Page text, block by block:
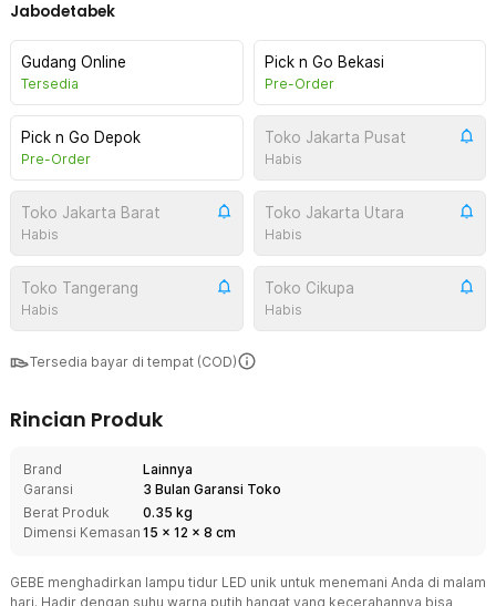
Jabodetabek
Gudang Online
Tersedia
Pick n Go Bekasi
Pre-Order
Pick n Go Depok
Pre-Order
Toko Jakarta Pusat
Habis
Toko Jakarta Barat
Habis
Toko Jakarta Utara
Habis
Toko Tangerang
Habis
Toko Cikupa
Habis
Tersedia bayar di tempat (COD)
Rincian Produk
Brand
Lainnya
Garansi
3 Bulan Garansi Toko
Berat Produk
0.35 kg
Dimensi Kemasan 15 x 12 x 8 cm
GEBE menghadirkan lampu tidur LED unik untuk menemani Anda di malam
hari. Hadir dengan suhu warna putih hangat yang kecerahannya bisa